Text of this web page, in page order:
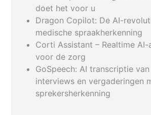
doet het voor u
Dragon Copilot: De AI-
medische spraakherkenning
Corti Assistant – Realtime AI-
voor de zorg
GoSpeech: AI transcriptie van
interviews en vergaderingen
sprekersherkenning